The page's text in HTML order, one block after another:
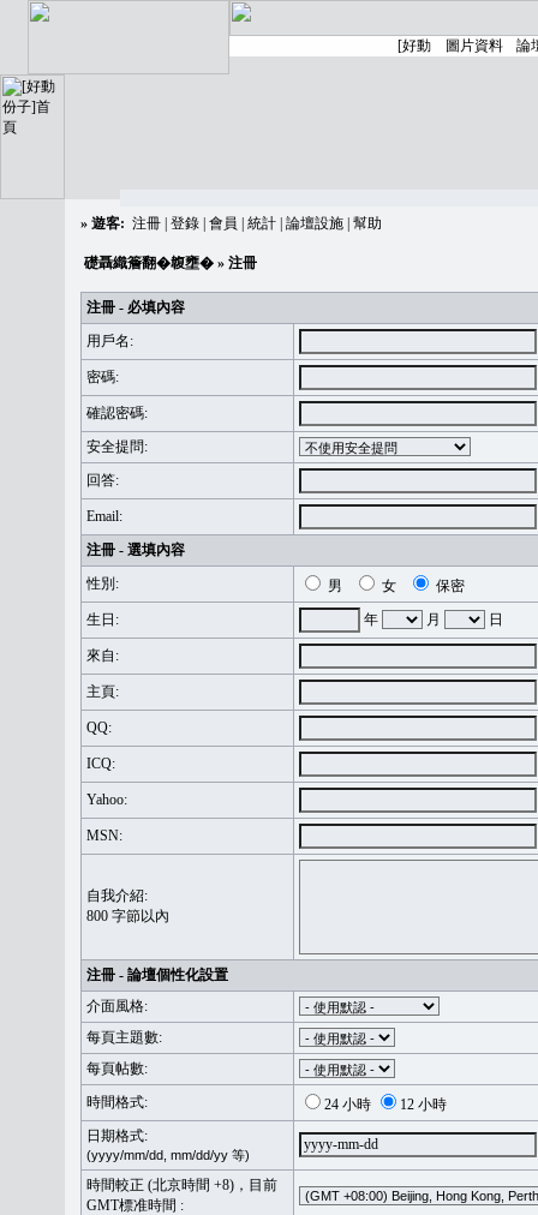
» 遊客: 注冊 登錄 會員 統計 論壇設施 幫助
礎聶織簷翻�䪖壅� » 注冊
注冊 - 必填內容
用戶名:
密碼:
確認密碼:
安全提問:
回答:
Email:
注冊 - 選填內容
性別:
男 女
保密
生日:
年 月 日
來自:
主頁:
QQ:
ICQ:
Yahoo:
MSN:
自我介紹:
800 字節以內
注冊 - 論壇個性化設置
介面風格:
每頁主題數:
每頁帖數:
時間格式:
24 小時
12 小時
日期格式:
(yyyy/mm/dd, mm/dd/yy 等)
時間較正 (北京時間 +8)，目前
GMT標准時間 :